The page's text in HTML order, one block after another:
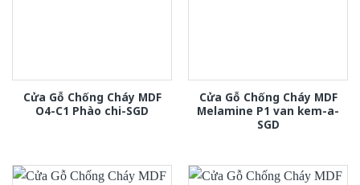
Cửa Gỗ Chống Cháy MDF
O4-C1 Phào chi-SGD
Cửa Gỗ Chống Cháy MDF
Melamine P1 van kem-a-
SGD